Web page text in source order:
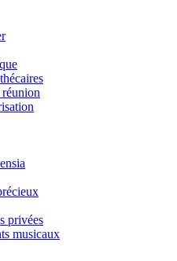
réunion
privées
musicaux